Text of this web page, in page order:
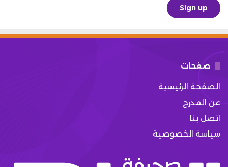
صفحات
الصفحة الرئيسية
عن المدرج
اتصل بنا
سياسة الخصوصية